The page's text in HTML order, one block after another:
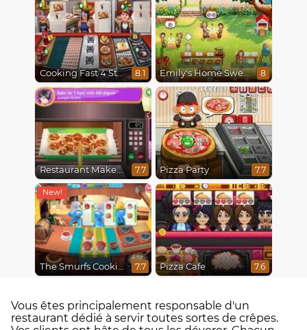
Cooking Fast 4 Steak 8.1 Emily's Home Sweet Home 8
Restaurant Makeover 7.7 Pizza Party 7.7
The Smurfs Cooking 7.7 Pizza Cafe 7.6
Vous êtes principalement responsable d'un
restaurant dédié à servir toutes sortes de crêpes.